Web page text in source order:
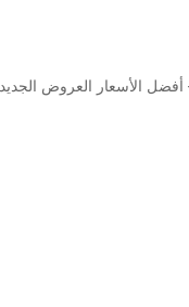
الأسعار العروض